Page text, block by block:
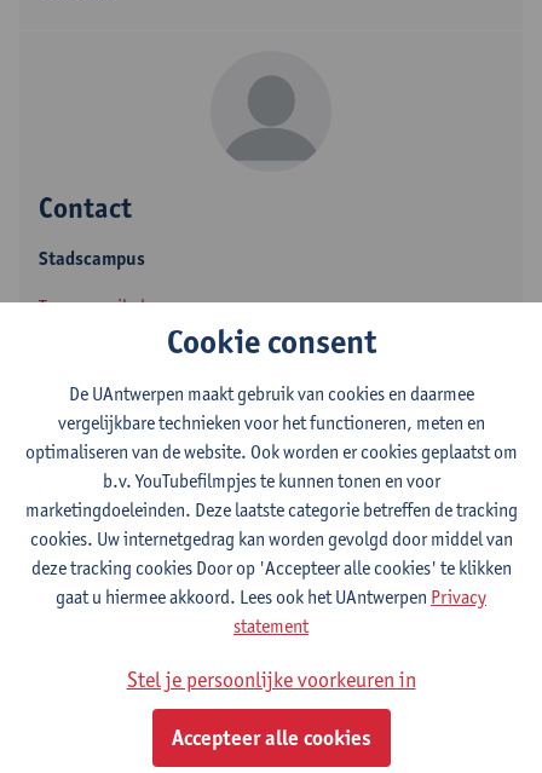
Contact
Stadscampus
Toon e-mailadres
+3232654280
Sint-Jacobsmarkt 13
2000 Antwerpen, BEL
Afdeling
Departement Geschiedenis
Zelfstandig academisch pers.
gewoon hoogleraar
Cookie consent
De UAntwerpen maakt gebruik van cookies en daarmee
vergelijkbare technieken voor het functioneren, meten en
optimaliseren van de website. Ook worden er cookies geplaatst om
b.v. YouTubefilmpjes te kunnen tonen en voor
marketingdoeleinden. Deze laatste categorie betreffen de tracking
cookies. Uw internetgedrag kan worden gevolgd door middel van
deze tracking cookies Door op 'Accepteer alle cookies' te klikken
gaat u hiermee akkoord. Lees ook het UAntwerpen Privacy
statement
Stel je persoonlijke voorkeuren in
Accepteer alle cookies